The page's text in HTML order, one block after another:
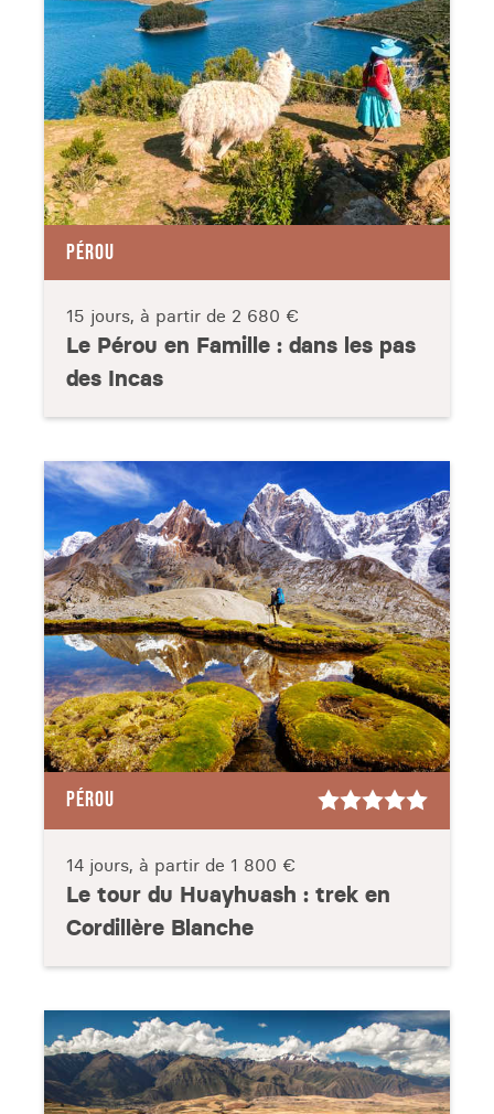
PÉROU
15 jours, à partir de 2 680 €
Le Pérou en Famille : dans les pas
des Incas
PÉROU
14 jours, à partir de 1 800 €
Le tour du Huayhuash : trek en
Cordillère Blanche